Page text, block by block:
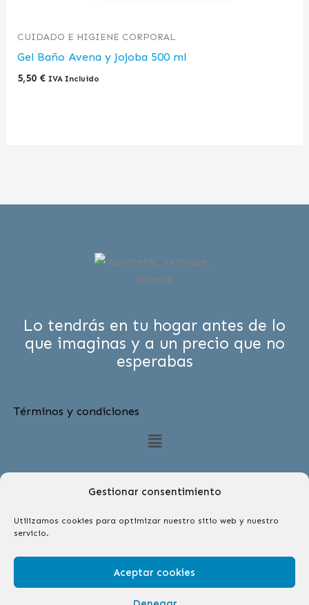
Gestionar consentimiento
Utilizamos cookies para optimizar nuestro sitio web y nuestro
servicio.
Aceptar cookies
CUIDADO E HIGIENE CORPORAL
Gel Baño Avena y Jojoba 500 ml
5,50 € IVA Incluido
Lo tendrás en tu hogar antes de lo
que imaginas y a un precio que no
esperabas
Términos y condiciones
Menú
a
n